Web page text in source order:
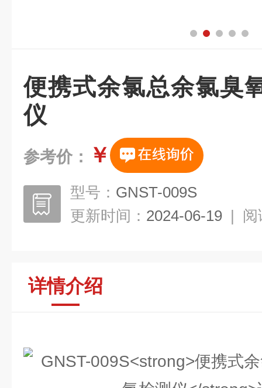
便携式余氯总余氯臭
仪
参考价： ￥
型号： GNST-009S
更新时间： 2024-06-19 | 阅
详情介绍